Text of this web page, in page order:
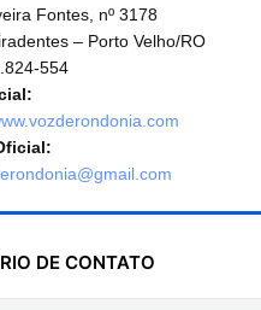
Fontes, nº 3178
– Porto Velho/RO
554
DE CONTATO